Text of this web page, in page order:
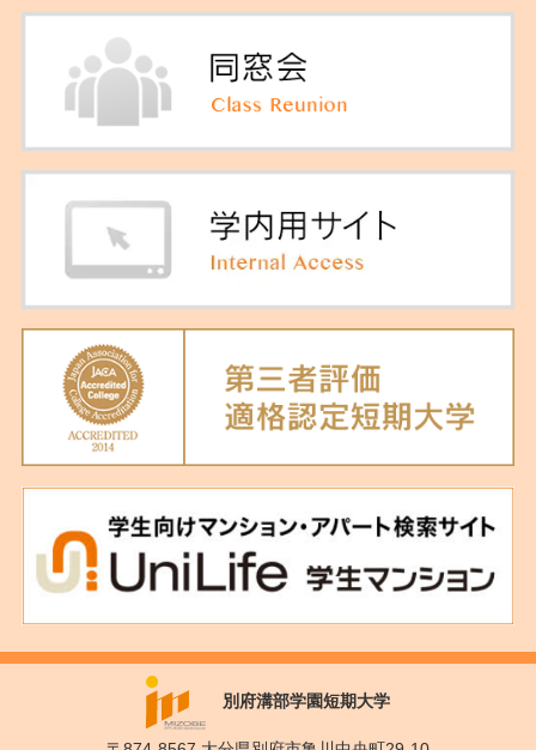
別府溝部学園短期大学